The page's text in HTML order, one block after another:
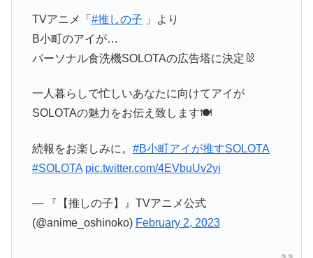
TVアニメ「 #推しの子 」より
B小町のアイが…
パーソナル食洗機SOLOTAの広告塔に決定🐰
一人暮らしで忙しいあなたに向けてアイが
SOLOTAの魅力をお伝え致します🍽️
続報をお楽しみに。 #B小町アイが推すSOLOTA
#SOLOTA pic.twitter.com/4EVbuUv2yi
— 『【推しの子】』TVアニメ公式
(@anime_oshinoko) February 2, 2023